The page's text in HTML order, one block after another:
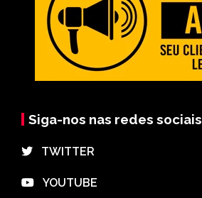
Siga-nos nas redes sociais
⠀TWITTER
⠀YOUTUBE